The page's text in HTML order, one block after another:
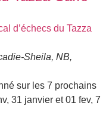
d’échecs du Tazza
Sheila, NB,
sur les 7 prochains
31 janvier et 01 fev, 7